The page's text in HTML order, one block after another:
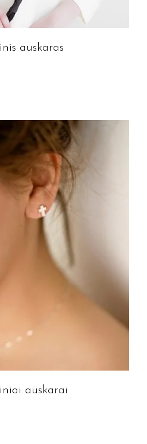
auskaras
auskarai